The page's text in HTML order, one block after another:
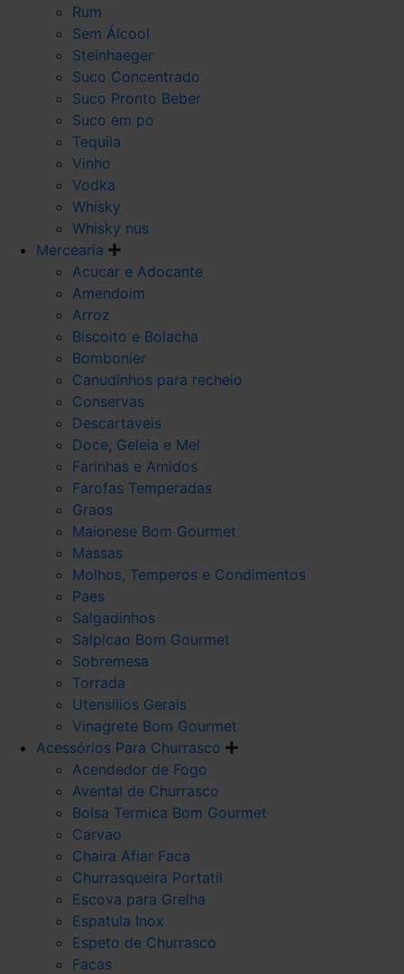
Rum
Sem Álcool
Steinhaeger
Suco Concentrado
Suco Pronto Beber
Suco em po
Tequila
Vinho
Vodka
Whisky
Whisky nus
Mercearia
Acucar e Adocante
Amendoim
Arroz
Biscoito e Bolacha
Bombonier
Canudinhos para recheio
Conservas
Descartaveis
Doce, Geleia e Mel
Farinhas e Amidos
Farofas Temperadas
Graos
Maionese Bom Gourmet
Massas
Molhos, Temperos e Condimentos
Paes
Salgadinhos
Salpicao Bom Gourmet
Sobremesa
Torrada
Utensilios Gerais
Vinagrete Bom Gourmet
Acessórios Para Churrasco
Acendedor de Fogo
Avental de Churrasco
Bolsa Termica Bom Gourmet
Carvao
Chaira Afiar Faca
Churrasqueira Portatil
Escova para Grelha
Espatula Inox
Espeto de Churrasco
Facas